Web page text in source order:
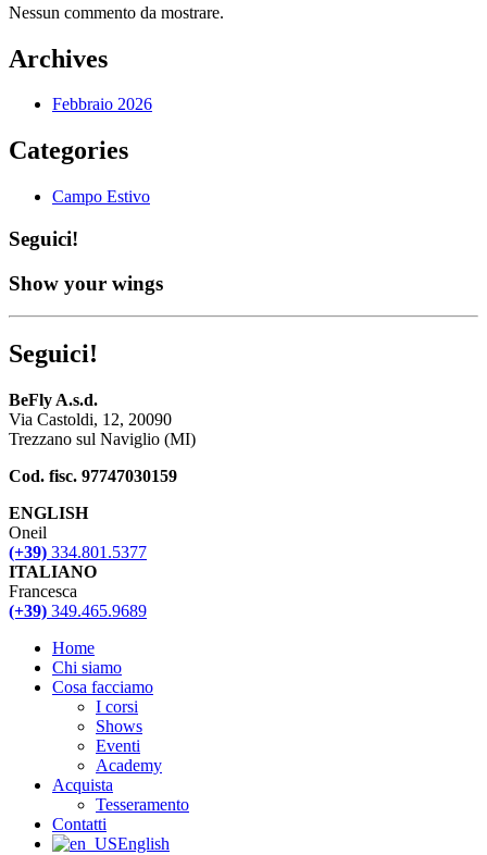
Nessun commento da mostrare.
Archives
Febbraio 2026
Categories
Campo Estivo
Seguici!
Show your wings
Seguici!
BeFly A.s.d.
Via Castoldi, 12, 20090
Trezzano sul Naviglio (MI)
Cod. fisc. 97747030159
ENGLISH
Oneil
(+39) 334.801.5377
ITALIANO
Francesca
(+39) 349.465.9689
Home
Chi siamo
Cosa facciamo
I corsi
Shows
Eventi
Academy
Acquista
Tesseramento
Contatti
English